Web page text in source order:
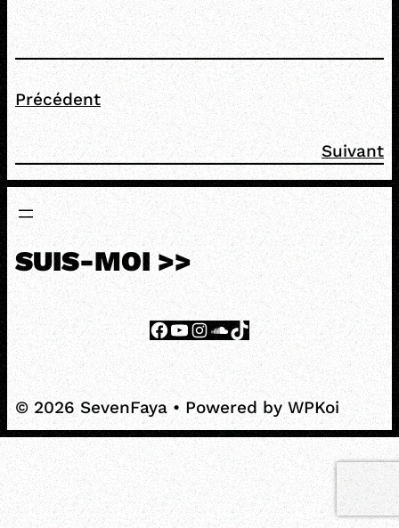
Précédent
Suivant
SUIS-MOI >>
FacebookYouTubeInstagram
SoundCloudTikTok
© 2026 SevenFaya• Powered byWPKoi